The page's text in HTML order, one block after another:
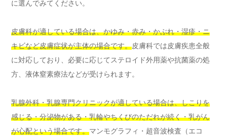
に選んでみてください。
皮膚科が適している場合は、かゆみ・赤み・かぶれ・湿疹・ニ
キビなど皮膚症状が主体の場合です。皮膚科では皮膚疾患全般
に対応しており、必要に応じてステロイド外用薬や抗菌薬の処
方、液体窒素療法などが受けられます。
乳腺外科・乳腺専門クリニックが適している場合は、しこりを
感じる・分泌物がある・乳輪やちくびのただれが続く・乳がん
が心配という場合です。マンモグラフィ・超音波検査（エコ